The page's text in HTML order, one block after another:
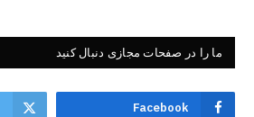
ما را در صفحات مجازی دنبال کنید
Facebook